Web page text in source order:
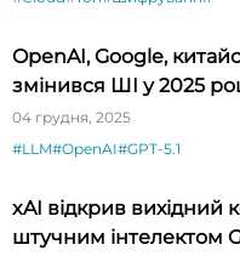
OpenAI, Google,
змінився ШІ у 2025
04 грудня, 2025
#LLM#OpenAI#GPT-5.1
xAI відкрив вихідний
штучним інтелектом